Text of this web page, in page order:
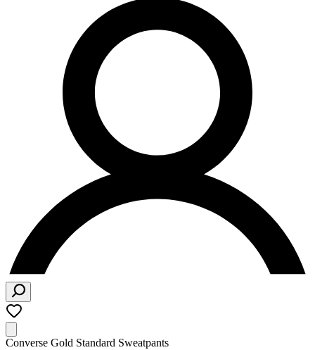
Converse Gold Standard Sweatpants